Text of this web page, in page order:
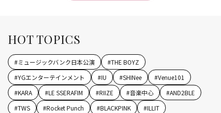
HOT TOPICS
#ミュージックバンク日本公演 #THE BOYZ
#YGエンターテインメント #IU #SHINee #Venue101
#KARA #LE SSERAFIM #RIIZE #音楽中心 #AND2BLE
#TWS #Rocket Punch #BLACKPINK #ILLIT